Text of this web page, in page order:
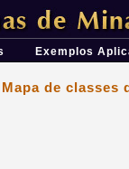
para o
Exemplos
de classes